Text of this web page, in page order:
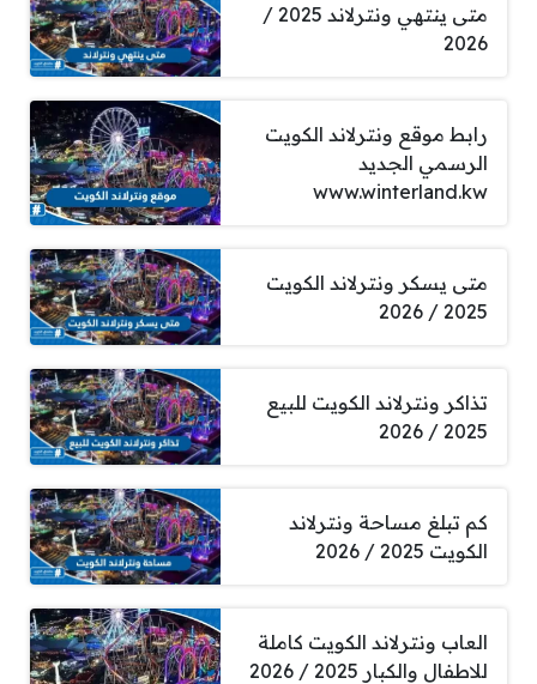
متى ينتهي ونترلاند 2025 /
2026
رابط موقع ونترلاند الكويت
الرسمي الجديد
www.winterland.kw
متى يسكر ونترلاند الكويت
2025 / 2026
تذاكر ونترلاند الكويت للبيع
2025 / 2026
كم تبلغ مساحة ونترلاند
الكويت 2025 / 2026
العاب ونترلاند الكويت كاملة
للاطفال والكبار 2025 / 2026